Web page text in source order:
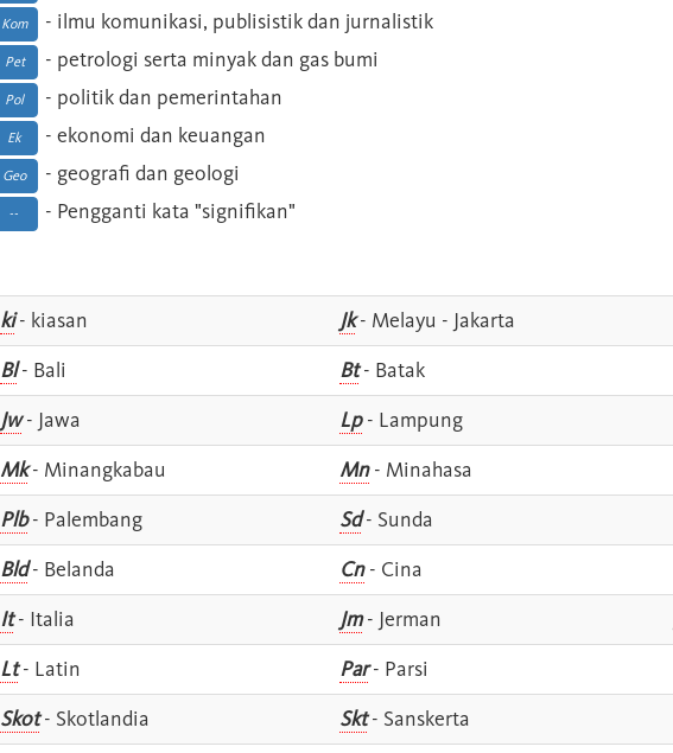
Kom - ilmu komunikasi, publisistik dan jurnalistik
Pet - petrologi serta minyak dan gas bumi
Pol - politik dan pemerintahan
Ek - ekonomi dan keuangan
Geo - geografi dan geologi
-- - Pengganti kata "signifikan"
ki- kiasan Jk- Melayu - Jakarta
Bl- Bali Bt- Batak
Jw- Jawa Lp- Lampung
Mk- Minangkabau Mn- Minahasa
Plb- Palembang Sd- Sunda
Bld- Belanda Cn- Cina
It- Italia Jm- Jerman
Lt- Latin Par- Parsi
Skot- Skotlandia Skt- Sanskerta